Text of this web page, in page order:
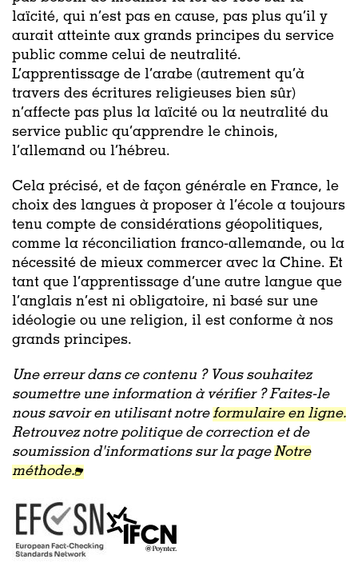
laïcité, qui n’est pas en cause, pas plus qu’il y
aurait atteinte aux grands principes du service
public comme celui de neutralité.
L’apprentissage de l’arabe (autrement qu’à
travers des écritures religieuses bien sûr)
n’affecte pas plus la laïcité ou la neutralité du
service public qu’apprendre le chinois,
l’allemand ou l’hébreu.
Cela précisé, et de façon générale en France, le
choix des langues à proposer à l’école a toujours
tenu compte de considérations géopolitiques,
comme la réconciliation franco-allemande, ou la
nécessité de mieux commercer avec la Chine. Et
tant que l’apprentissage d’une autre langue que
l’anglais n’est ni obligatoire, ni basé sur une
idéologie ou une religion, il est conforme à nos
grands principes.
Une erreur dans ce contenu ? Vous souhaitez
soumettre une information à vérifier ? Faites-le
nous savoir en utilisant notreformulaire en ligne.
Retrouvez notre politique de correction et de
soumission d'informations sur la pageNotre
méthode.